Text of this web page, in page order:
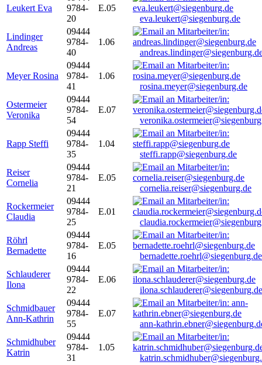
Leukert Eva
9784-
20
E.05
eva.leukert@siegenburg.de
Lindinger
Andreas
09444
9784-
40
1.06
Meyer Rosina
09444
9784-
41
1.06
rosina.meyer@siegenburg.de
Ostermeier
Veronika
09444
9784-
54
E.07
Rapp Steffi
09444
9784-
35
1.04
steffi.rapp@siegenburg.de
Reiser
Cornelia
09444
9784-
21
E.05
cornelia.reiser@siegenburg.de
Rockermeier
Claudia
09444
9784-
25
E.01
Röhrl
Bernadette
09444
9784-
16
E.05
bernadette.roehrl@siegenburg.de
Schlauderer
Ilona
09444
9784-
22
E.06
ilona.schlauderer@siegenburg.de
Schmidbauer
Ann-Kathrin
09444
9784-
55
E.07
ann-
Schmidhuber
Katrin
09444
9784-
31
1.05